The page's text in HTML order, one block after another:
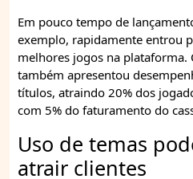
Em pouco tempo de
exemplo, rapidamente entrou
melhores jogos na plataforma.
também apresentou
títulos, atraindo 20% dos
com 5% do faturamento do
Uso de temas
atrair clientes